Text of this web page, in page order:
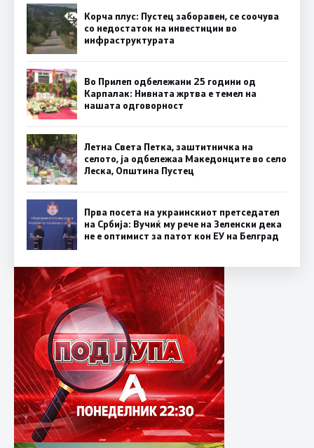
Корча плус: Пустец заборавен, се соочува
со недостаток на инвестиции во
инфраструктурата
Во Прилеп одбележани 25 години од
Карпалак: Нивната жртва е темел на
нашата одговорност
Летна Света Петка, заштитничка на
селото, ја одбележаа Македонците во село
Леска, Општина Пустец
Прва посета на украинскиот претседател
на Србија: Вучиќ му рече на Зеленски дека
не е оптимист за патот кон ЕУ на Белград